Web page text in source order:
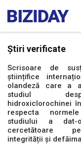
Știri verificate
Scrisoare de
științifice
olandeză care a
studiul
hidroxiclorochinei
respecta
studiului a
cercetătoare
integrității și